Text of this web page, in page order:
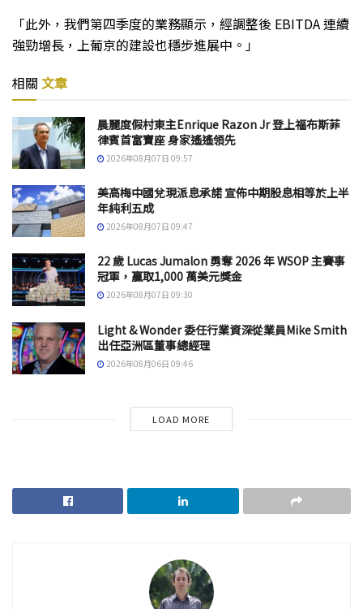
「此外，我們第四季度的業務顯示，經調整後 EBITDA 連續
強勁增長，上葡京的建設也穩步進展中。」
相關 文章
晨麗度假村東主Enrique Razon Jr 登上福布斯菲
律賓首富寶座 身家遙遙領先
2026年08月07日 09:57
美高梅中國兌現派息承諾 宣佈中期股息相等於上半
年純利五成
2026年08月07日 09:47
22 歲 Lucas Jumalon 勇奪 2026 年 WSOP 主賽事
冠軍，贏取1,000 萬美元獎金
2026年08月07日 09:30
Light & Wonder 委任行業資深從業員Mike Smith
出任亞洲區董事總經理
2026年08月06日 09:46
LOAD MORE